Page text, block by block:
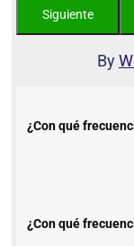
By
¿Con qué
¿Con qué